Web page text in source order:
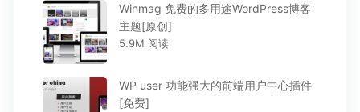
Winmag 免费的多用途WordPress博客
主题[原创]
5.9M 阅读
WP user 功能强大的前端用户中心插件
[免费]